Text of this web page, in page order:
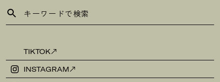
TIKTOK
INSTAGRAM